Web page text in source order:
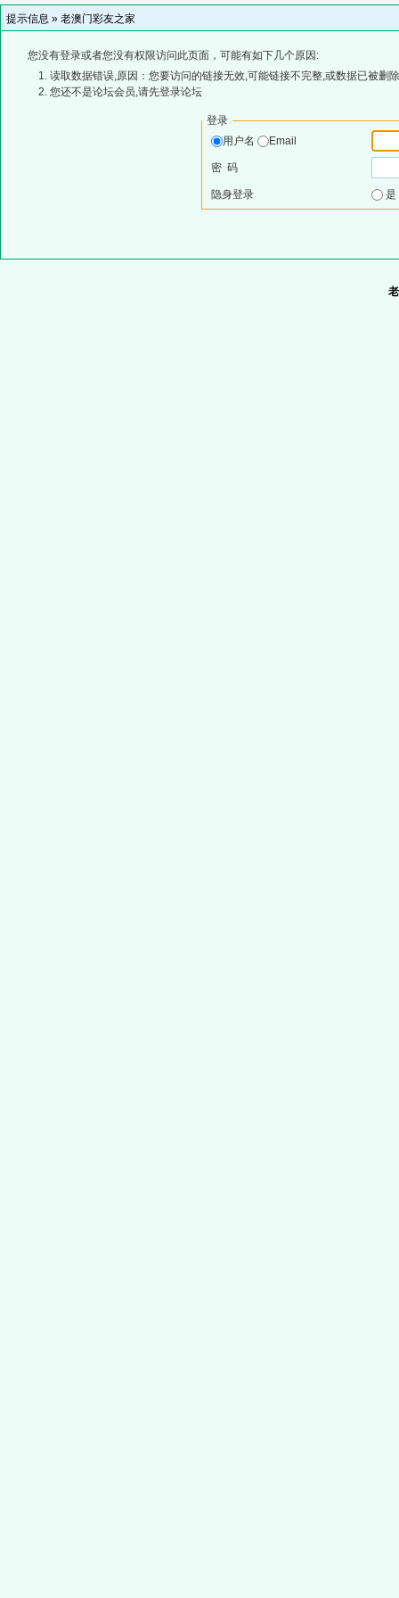
提示信息 » 老澳门彩友之家
您没有登录或者您没有权限访问此页面，可能有如下几个原因:
读取数据错误,原因：您要访问的链接无效,可能链接不完整,或数据已被删
您还不是论坛会员,请先登录论坛
登录
用户名
Email
密 码
隐身登录